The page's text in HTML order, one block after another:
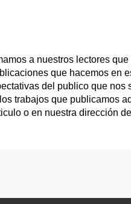
a nuestros lectores
que hacemos en
del publico que
trabajos que publicamos
o en nuestra dirección